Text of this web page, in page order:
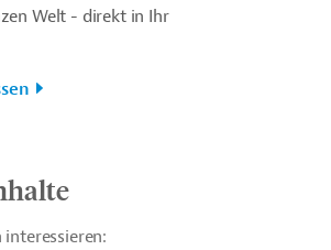
Welt - direkt in Ihr
interessieren: